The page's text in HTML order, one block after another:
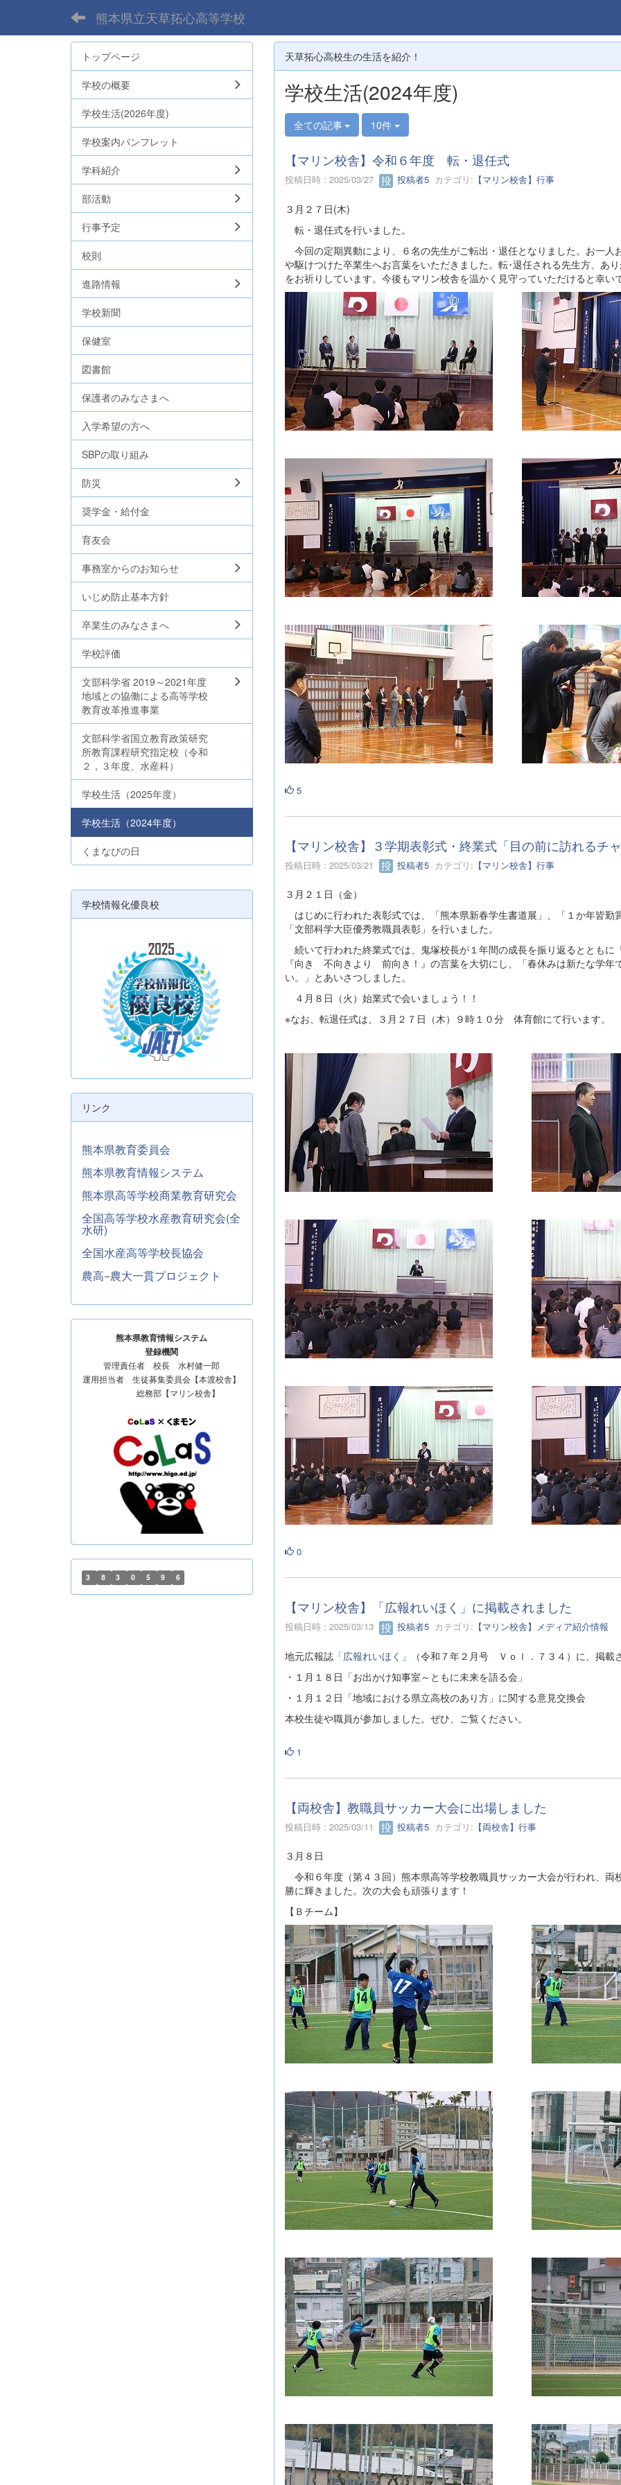
熊本県立天草拓心高等学校
天草拓心高校生の生活を紹介！
学校生活(2024年度)
全ての記事 10件
【マリン校舎】令和６年度 転・退任式
投稿日時 : 2025/03/27 投稿者5カテゴリ: 【マリン校舎】行事
３月２７日(木)
転・退任式を行いました。
今回の定期異動により、６名の先生がご転出・退任となりました。お一人
や駆けつけた卒業生へお言葉をいただきました。転･退任される先生方、あ
をお祈りしています。今後もマリン校舎を温かく見守っていただけると幸いで
5
【マリン校舎】３学期表彰式・終業式「目の前に訪れるチ
投稿日時 : 2025/03/21 投稿者5カテゴリ: 【マリン校舎】行事
３月２１日（金）
はじめに行われた表彰式では、「熊本県新春学生書道展」、「１か年皆勤
「文部科学大臣優秀教職員表彰」を行いました。
続いて行われた終業式では、鬼塚校長が１年間の成長を振り返るととも
『向き 不向きより 前向き！』の言葉を大切にし、「春休みは新たな学年
い。」とあいさつしました。
４月８日（火）始業式で会いましょう！！
※なお、転退任式は、３月２７日（木）９時１０分 体育館にて行います。
0
【マリン校舎】「広報れいほく」に掲載されました
投稿日時 : 2025/03/13 投稿者5カテゴリ: 【マリン校舎】メディア紹介情報
地元広報誌「広報れいほく」
（令和７年２月号 Ｖｏｌ．７３４）に、掲載
・１月１８日「お出かけ知事室～ともに未来を語る会」
・１月１２日「地域における県立高校のあり方」に関する意見交換会
本校生徒や職員が参加しました。ぜひ、ご覧ください。
1
【両校舎】教職員サッカー大会に出場しました
投稿日時 : 2025/03/11 投稿者5カテゴリ: 【両校舎】行事
３月８日
令和６年度（第４３回）熊本県高等学校教職員サッカー大会が行われ、
勝に輝きました。次の大会も頑張ります！
【Ｂチーム】
トップページ
学校の概要
学校生活(2026年度)
学校案内パンフレット
学科紹介
部活動
行事予定
校則
進路情報
学校新聞
保健室
図書館
保護者のみなさまへ
入学希望の方へ
SBPの取り組み
防災
奨学金・給付金
育友会
事務室からのお知らせ
いじめ防止基本方針
卒業生のみなさまへ
学校評価
文部科学省 2019～2021年度
地域との協働による高等学校
教育改革推進事業
文部科学省国立教育政策研究
所教育課程研究指定校（令和
２，３年度、水産科）
学校生活（2025年度）
学校生活（2024年度）
くまなびの日
学校情報化優良校
リンク
熊本県教育委員会
熊本県教育情報システム
熊本県高等学校商業教育研究会
全国高等学校水産教育研究会(全
水研)
全国水産高等学校長協会
農高−農大一貫プロジェクト
熊本県教育情報システム
登録機関
管理責任者 校長 水村健一郎
運用担当者 生徒募集委員会【本渡校舎】
総務部【マリン校舎】
3 8 3 0 5 9 6